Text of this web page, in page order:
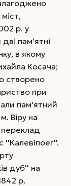
р. у
пам'ятні
в якому
Косача;
створено
при
пам'ятний
Віру на
''Калевіпоег''.
дуб'' на
р.